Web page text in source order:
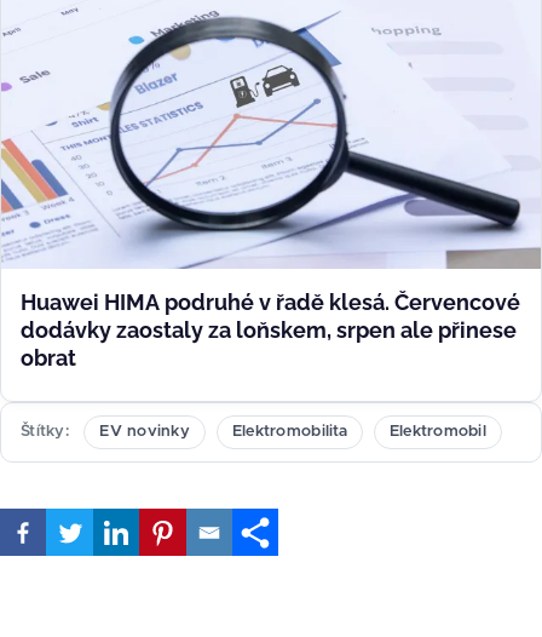
Huawei HIMA podruhé v řadě klesá. Červencové
dodávky zaostaly za loňskem, srpen ale přinese
obrat
Štítky EV novinky Elektromobilita Elektromobil